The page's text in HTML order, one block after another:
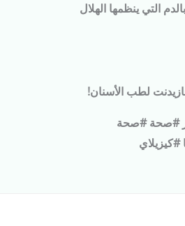
التي ينظمها الهلال
لطب الأسنان!
#صحة #صحة
#كيزيلاي